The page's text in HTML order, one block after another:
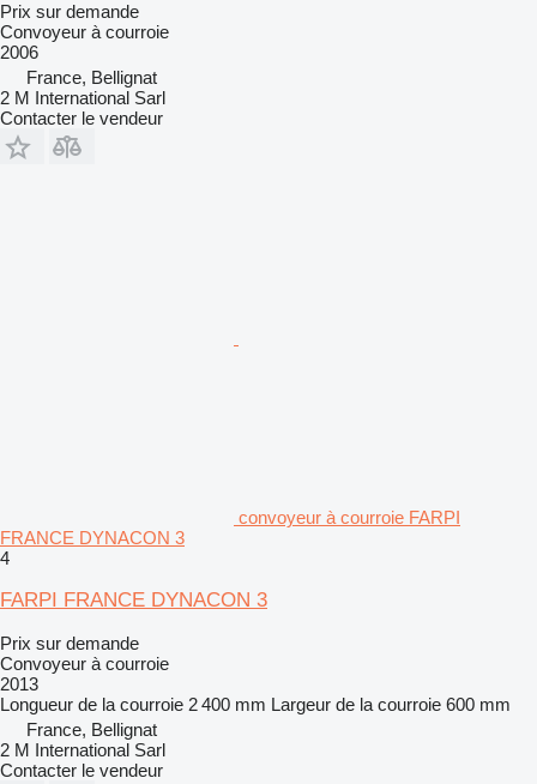
Prix sur demande
Convoyeur à courroie
2006
France, Bellignat
2 M International Sarl
Contacter le vendeur
convoyeur à courroie FARPI
FRANCE DYNACON 3
4
FARPI FRANCE DYNACON 3
Prix sur demande
Convoyeur à courroie
2013
Longueur de la courroie 2 400 mm Largeur de la courroie 600 mm
France, Bellignat
2 M International Sarl
Contacter le vendeur